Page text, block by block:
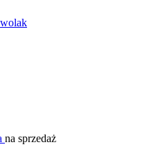
na sprzedaż